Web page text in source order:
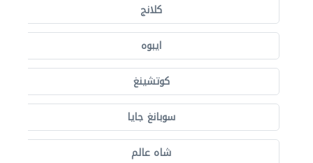
كلانج
ايبوه
كوتشينغ
سوبانغ جايا
شاه عالم